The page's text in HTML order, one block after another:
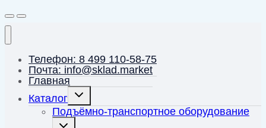
Телефон: 8 499 110-58-75
Почта: info@sklad.market
Главная
Каталог
Переключить
меню
Подъёмно-транспортное оборудование
Переключить